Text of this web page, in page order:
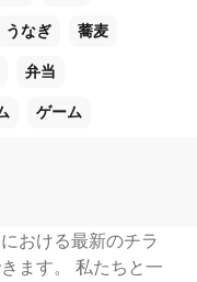
うなぎ 蕎麦
弁当
ゲーム
おける最新のチラ
ます。 私たちと一